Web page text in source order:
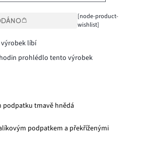
[node-product-
wishlist]
líbí
prohlédlo tento výrobek
podpatku tmavě hnědá
podpatkem a překříženými